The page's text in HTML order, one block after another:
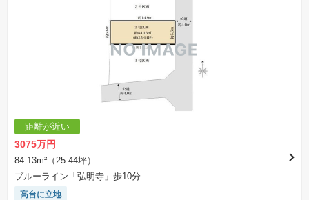
距離が近い
3075万円
84.13m²（25.44坪）
ブルーライン「弘明寺」歩10分
高台に立地